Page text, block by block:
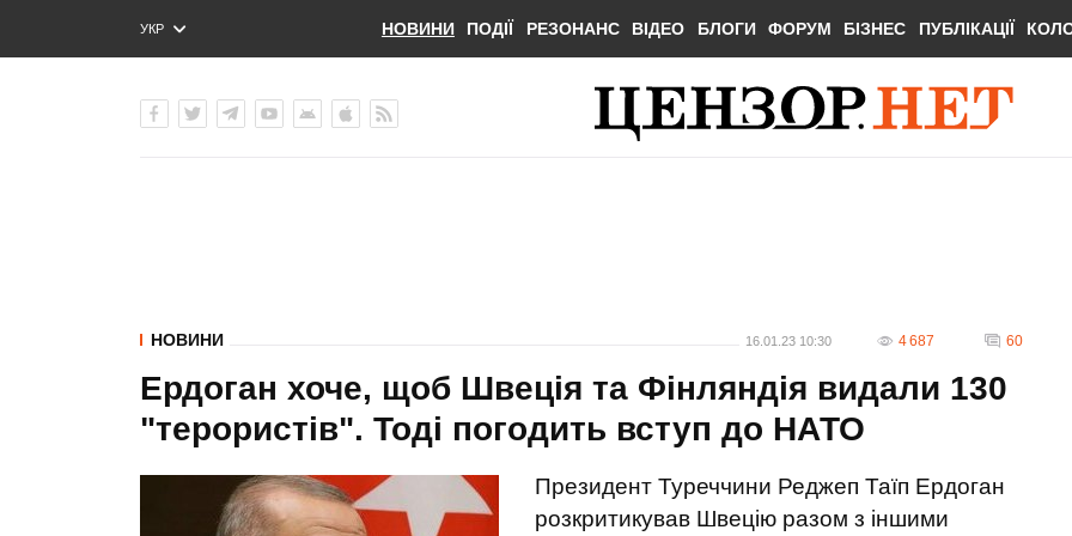
УКР
ENG
НОВИНИ ПОДІЇ РЕЗОНАНС ВІДЕО БЛОГИ ФОРУМ БІЗНЕС ПУБЛІКАЦІЇ
НОВИНИ 16.01.23 10:30 4 687 60
Ердоган хоче, щоб Швеція та Фінляндія видали 130
"терористів". Тоді погодить вступ до НАТО
Президент Туреччини Реджеп Таїп Ердоган
розкритикував Швецію разом з іншими